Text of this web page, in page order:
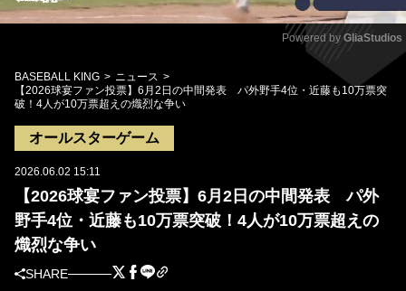
Mute
Powered by GliaStudios
BASEBALL KING
ニュース
【2026球宴ファン投票】6月2日の中間発表 パ外野手4位・近藤も10万票突
破！4人が10万票超えの熾烈な争い
オールスターゲーム
2026.06.02 15:11
【2026球宴ファン投票】6月2日の中間発表 パ外
野手4位・近藤も10万票突破！4人が10万票超えの
熾烈な争い
SHARE